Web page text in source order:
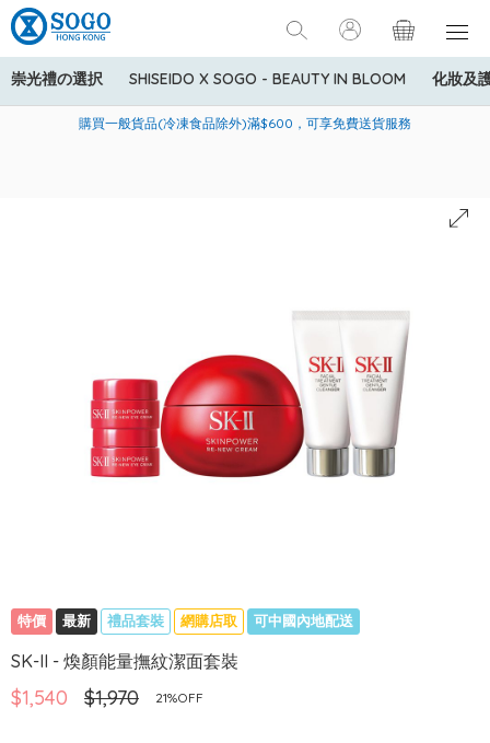
崇光禮の選択 SHISEIDO X SOGO - BEAUTY IN BLOOM 化妝及
美國運通Explorer®信用卡會員購物禮遇：高達5%簽賬回贈！
購買一般貨品(冷凍食品除外)滿$600，可享免費送貨服務
寄送中國內地服務只適用於指定商品，若訂單金額少於HK$600(折
特價 最新 禮品套裝 網購店取 可中國內地配送
SK-II - 煥顏能量撫紋潔面套裝
$1,540 $1,970 21%OFF